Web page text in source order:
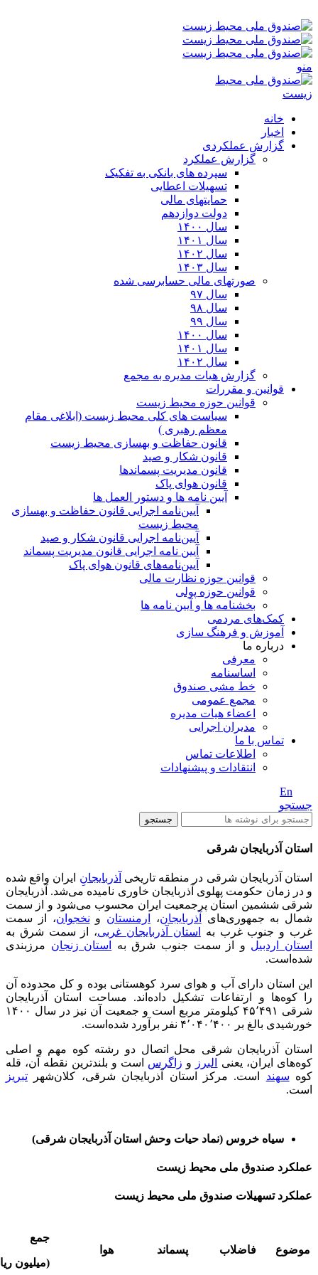
منو
خانه
اخبار
گزارش عملکردی
گزارش عملکرد
سپرده های بانکی به تفکیک
تسهیلات اعطایی
حمایتهای مالی
دولت دوازدهم
سال ۱۴۰۰
سال ۱۴۰۱
سال ۱۴۰۲
سال ۱۴۰۳
صورتهای مالی حسابرسی شده
سال ۹۷
سال ۹۸
سال ۹۹
سال ۱۴۰۰
سال ۱۴۰۱
سال ۱۴۰۲
گزارش هیات مدیره به مجمع
قوانین و مقررات
قوانین حوزه محیط زیست
ﺳﯿﺎﺳﺖ ﻫﺎی ﮐﻠﯽ ﻣﺤﯿﻂ زﯾﺴﺖ (ابلاغی مقام
معظم رهبری )
قانون حفاظت و بهسازی محیط زیست
قانون شکار و صید
قانون مدیریت پسماندها
قانون هوای پاک
آیین نامه ها و دستور العمل ها
آیین‌نامه اجرایی قانون حفاظت و بهسازی
محیط زیست
آیین‌نامه اجرایی قانون شکار و صید
آیین نامه اجرایی قانون مدیریت پسماند
آیین‌نامه‌های قانون هوای پاک
قوانین حوزه نظارت مالی
قوانین حوزه پولی
بخشنامه ها و آیین نامه ها
کمک‌های مردمی
آموزش و فرهنگ سازی
درباره ما
معرفی
اساسنامه
خط مشی صندوق
مجمع عمومی
اعضاء هیات مدیره
مدیران اجرایی
تماس با ما
اطلاعات تماس
انتقادات و پیشنهادات
En
جستجو
جستجو
استان آذربایجان شرقی
استان آذربایجان شرقی در منطقه تاریخی آذربایجان ِ ایران واقع شده
و در زمان حکومت پهلوی آذربایجان خاوری نامیده می‌شد. آذربایجان
شرقی ششمین استان پرجمعیت‌ ایران محسوب می‌شود و از سمت
شمال به جمهوری‌های
آذربایجان، ارمنستان و نخجوان، از سمت
غرب و جنوب غرب به
استان آذربایجان غربی، از سمت شرق به
استان اردبیل و از سمت جنوب شرق به استان زنجان مرزبندی
شده‌است.
این استان دارای آب و هوای سرد کوهستانی بوده و کل محدوده آن
را کوه‌ها و ارتفاعات تشکیل داده‌اند. مساحت استان آذربایجان
شرقی ۴۵٬۴۹۱ کیلومتر مربع است و جمعیت آن نیز در سال ۱۴۰۰
خورشیدی بالغ بر ۴٬۰۴۰٬۴۰۰ نفر برآورد شده‌است.
استان آذربایجان شرقی محل اتصال دو رشته کوه مهم و اصلی
کوه‌های ایران، یعنی
البرز و زاگرس است و بلندترین نقطه آن، قله
کوه سهند است. مرکز استان آذربایجان شرقی، کلان‌شهر تبریز
است.
سیاه خروس (نماد حیات وحش استان آذربایجان شرقی)
عملکرد صندوق ملی محیط زیست
عملکرد تسهیلات صندوق ملی محیط زیست
موضوع فاضلاب پسماند هوا
جمع
(میلیون